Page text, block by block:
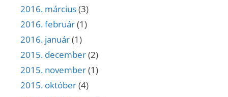
2016. március(3)
2016. február(1)
2016. január(1)
2015. december(2)
2015. november(1)
2015. október(4)